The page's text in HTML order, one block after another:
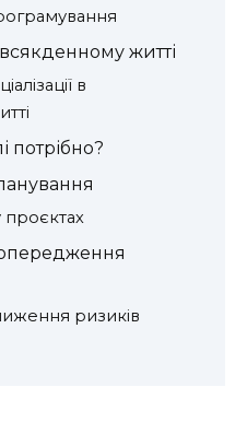
житті
в
потрібно?
проєктах
ризиків